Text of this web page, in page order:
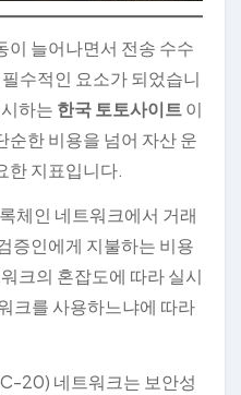
이 늘어나면서 전송 수수
수적인 요소가 되었습니
하는 한국 토토사이트이
순한 비용을 넘어 자산 운
한 지표입니다.
체인 네트워크에서 거래
증인에게 지불하는 비용
크의 혼잡도에 따라 실시
크를 사용하느냐에 따라
20) 네트워크는 보안성